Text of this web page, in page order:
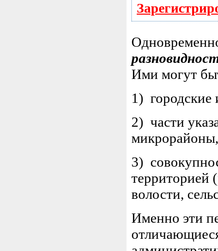
Ими могут
1) городские
2) части
3)
территорией
волости,
Именно эти